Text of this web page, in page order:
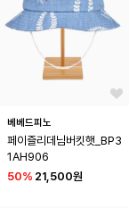
베베드피노
페이즐리데님버킷햇_BP3
1AH906
50% 21,500원